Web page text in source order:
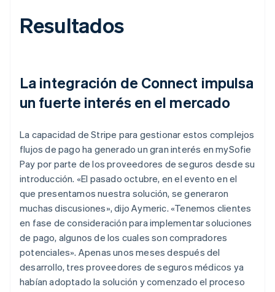
Resultados
La integración de Connect impulsa
un fuerte interés en el mercado
La capacidad de Stripe para gestionar estos complejos
flujos de pago ha generado un gran interés en mySofie
Pay por parte de los proveedores de seguros desde su
introducción. «El pasado octubre, en el evento en el
que presentamos nuestra solución, se generaron
muchas discusiones», dijo Aymeric. «Tenemos clientes
en fase de consideración para implementar soluciones
de pago, algunos de los cuales son compradores
potenciales». Apenas unos meses después del
desarrollo, tres proveedores de seguros médicos ya
habían adoptado la solución y comenzado el proceso